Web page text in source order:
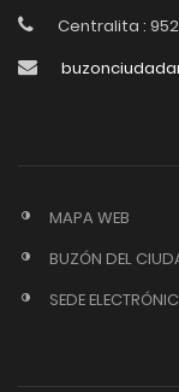
Centralita :
MAPA WEB
BUZÓN DEL
SEDE